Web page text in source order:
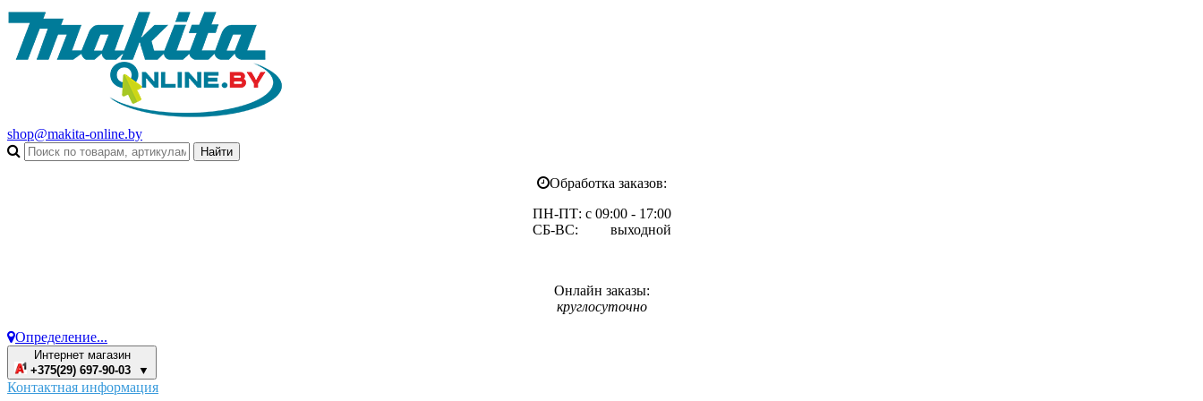
shop@makita-online.by
Обработка заказов:
ПН-ПТ: с 09:00 - 17:00
СБ-ВС: выходной
Онлайн заказы:
круглосуточно
Определение...
Интернет магазин
+375(29) 697-90-03 ▼
Контактная информация